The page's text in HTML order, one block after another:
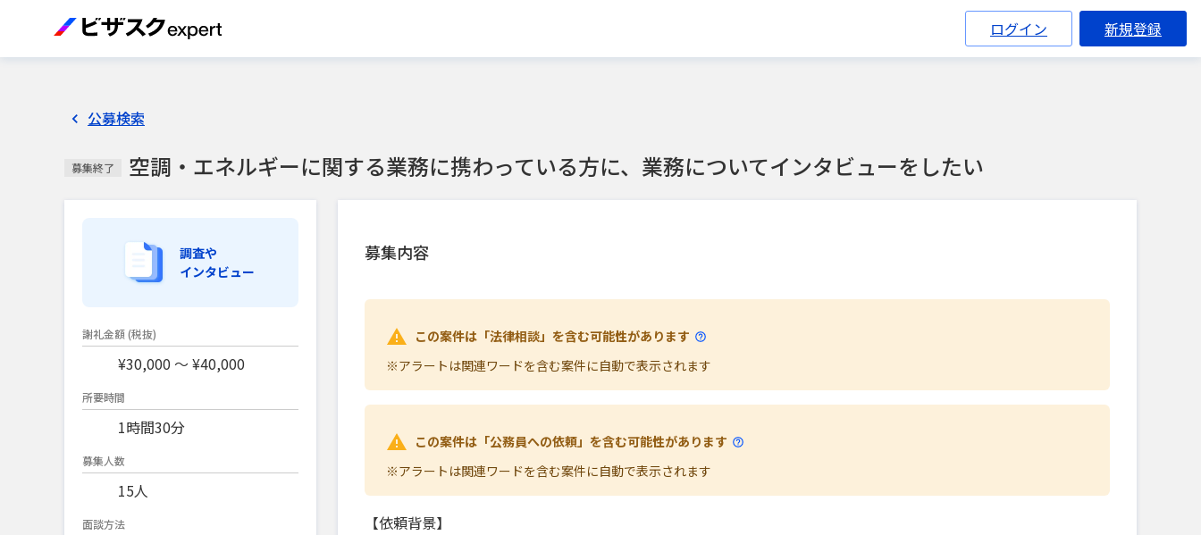
ログイン 新規登録
公募検索
募集終了 空調・エネルギーに関する業務に携わっている方に、業務についてインタビューをしたい
調査や
インタビュー
謝礼金額(税抜)
¥30,000 〜 ¥40,000
所要時間
1時間30分
募集人数
15人
面談方法
募集内容
この案件は「法律相談」を含む可能性があります
※アラートは関連ワードを含む案件に自動で表示されます
この案件は「公務員への依頼」を含む可能性があります
※アラートは関連ワードを含む案件に自動で表示されます
【依頼背景】